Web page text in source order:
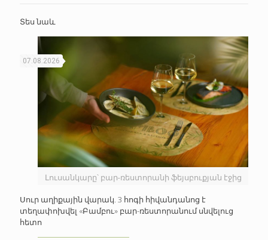
Տես նաև
Լուսանկարը՝ բար-ռեստորանի ֆեյսբուքյան էջից
07.08.2026
Սուր աղիքային վարակ. 3 հոգի հիվանդանոց է
տեղափոխվել «Բամբու» բար-ռեստորանում սնվելուց
հետո